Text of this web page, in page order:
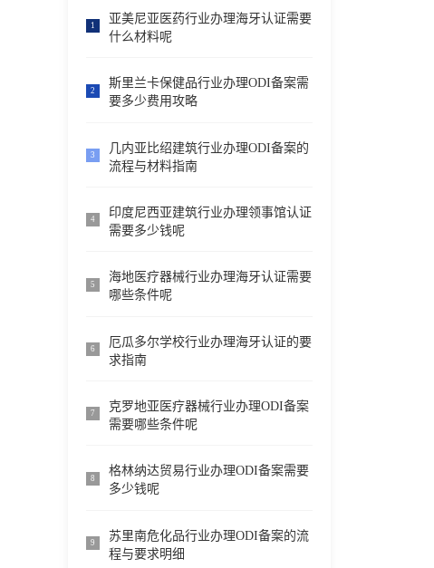
1
亚美尼亚医药行业办理海牙认证需要
什么材料呢
2
斯里兰卡保健品行业办理ODI备案需
要多少费用攻略
3
几内亚比绍建筑行业办理ODI备案的
流程与材料指南
4
印度尼西亚建筑行业办理领事馆认证
需要多少钱呢
5
海地医疗器械行业办理海牙认证需要
哪些条件呢
6
厄瓜多尔学校行业办理海牙认证的要
求指南
7
克罗地亚医疗器械行业办理ODI备案
需要哪些条件呢
8
格林纳达贸易行业办理ODI备案需要
多少钱呢
9
苏里南危化品行业办理ODI备案的流
程与要求明细